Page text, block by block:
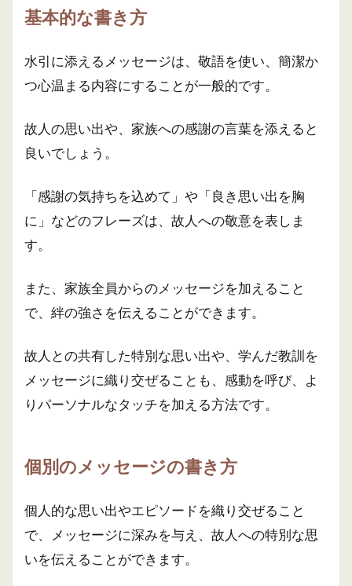
基本的な書き方
水引に添えるメッセージは、敬語を使い、簡潔か
つ心温まる内容にすることが一般的です。
故人の思い出や、家族への感謝の言葉を添えると
良いでしょう。
「感謝の気持ちを込めて」や「良き思い出を胸
に」などのフレーズは、故人への敬意を表しま
す。
また、家族全員からのメッセージを加えること
で、絆の強さを伝えることができます。
故人との共有した特別な思い出や、学んだ教訓を
メッセージに織り交ぜることも、感動を呼び、よ
りパーソナルなタッチを加える方法です。
個別のメッセージの書き方
個人的な思い出やエピソードを織り交ぜること
で、メッセージに深みを与え、故人への特別な思
いを伝えることができます。